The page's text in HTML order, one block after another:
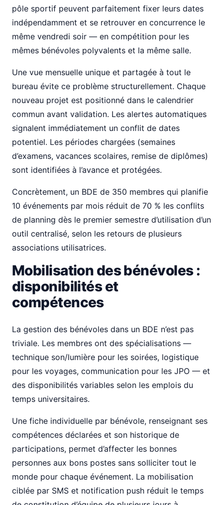
pôle sportif peuvent parfaitement fixer leurs dates
indépendamment et se retrouver en concurrence le
même vendredi soir — en compétition pour les
mêmes bénévoles polyvalents et la même salle.
Une vue mensuelle unique et partagée à tout le
bureau évite ce problème structurellement. Chaque
nouveau projet est positionné dans le calendrier
commun avant validation. Les alertes automatiques
signalent immédiatement un conflit de dates
potentiel. Les périodes chargées (semaines
d’examens, vacances scolaires, remise de diplômes)
sont identifiées à l’avance et protégées.
Concrètement, un BDE de 350 membres qui planifie
10 événements par mois réduit de 70 % les conflits
de planning dès le premier semestre d’utilisation d’un
outil centralisé, selon les retours de plusieurs
associations utilisatrices.
Mobilisation des bénévoles :
disponibilités et
compétences
La gestion des bénévoles dans un BDE n’est pas
triviale. Les membres ont des spécialisations —
technique son/lumière pour les soirées, logistique
pour les voyages, communication pour les JPO — et
des disponibilités variables selon les emplois du
temps universitaires.
Une fiche individuelle par bénévole, renseignant ses
compétences déclarées et son historique de
participations, permet d’affecter les bonnes
personnes aux bons postes sans solliciter tout le
monde pour chaque événement. La mobilisation
ciblée par SMS et notification push réduit le temps